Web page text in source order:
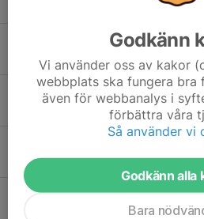
Föreläsning med Malin
8 okt 2025
Löpträning för ungdomar!
7 okt 2025 0
29 aug 2025 0
Sommarens
0
Godkänn
Vi använder oss av kakor
webbplats ska fungera bra
även för webbanalys i
förbättra våra
Så använder vi
Godkänn alla
Bara